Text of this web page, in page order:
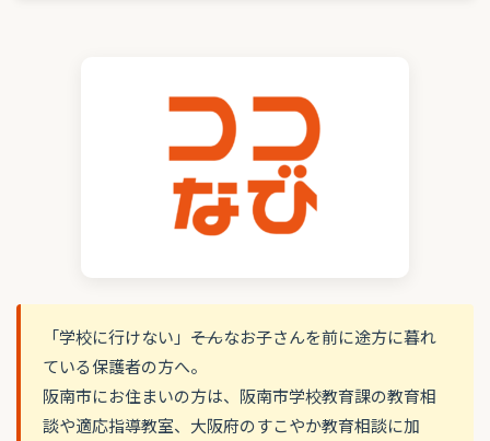
「学校に行けない」――そんなお子さんを前に途方に暮れ
ている保護者の方へ。
阪南市にお住まいの方は、阪南市学校教育課の教育相
談や適応指導教室、大阪府のすこやか教育相談に加